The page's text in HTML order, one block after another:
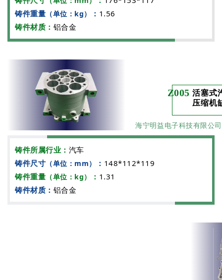
铸件重量 （单位：kg） ： 1.56
铸件材质： 铝合金
Z005 活塞式
压缩机
海宁明益电子科技有限公司
铸件所属行业： 汽车
铸件尺寸 （单位：mm） ： 148*112*119
铸件重量 （单位：kg） ： 1.31
铸件材质： 铝合金